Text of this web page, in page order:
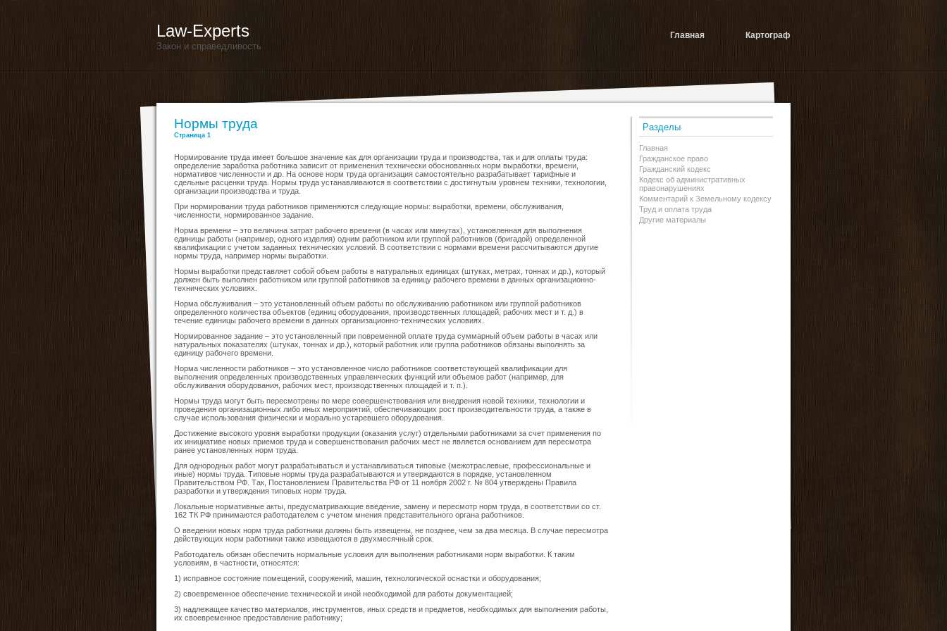
Law-Experts
Закон и справедливость
Главная Картограф
Нормы труда
Страница 1
Нормирование труда имеет большое значение как для организации труда и производства, так и для оплаты труда:
определение заработка работника зависит от применения технически обоснованных норм выработки, времени,
нормативов численности и др. На основе норм труда организация самостоятельно разрабатывает тарифные и
сдельные расценки труда. Нормы труда устанавливаются в соответствии с достигнутым уровнем техники, технологии,
организации производства и труда.
При нормировании труда работников применяются следующие нормы: выработки, времени, обслуживания,
численности, нормированное задание.
Норма времени – это величина затрат рабочего времени (в часах или минутах), установленная для выполнения
единицы работы (например, одного изделия) одним работником или группой работников (бригадой) определенной
квалификации с учетом заданных технических условий. В соответствии с нормами времени рассчитываются другие
нормы труда, например нормы выработки.
Нормы выработки представляет собой объем работы в натуральных единицах (штуках, метрах, тоннах и др.), который
должен быть выполнен работником или группой работников за единицу рабочего времени в данных организационно-
технических условиях.
Норма обслуживания – это установленный объем работы по обслуживанию работником или группой работников
определенного количества объектов (единиц оборудования, производственных площадей, рабочих мест и т. д.) в
течение единицы рабочего времени в данных организационно-технических условиях.
Нормированное задание – это установленный при повременной оплате труда суммарный объем работы в часах или
натуральных показателях (штуках, тоннах и др.), который работник или группа работников обязаны выполнять за
единицу рабочего времени.
Норма численности работников – это установленное число работников соответствующей квалификации для
выполнения определенных производственных управленческих функций или объемов работ (например, для
обслуживания оборудования, рабочих мест, производственных площадей и т. п.).
Нормы труда могут быть пересмотрены по мере совершенствования или внедрения новой техники, технологии и
проведения организационных либо иных мероприятий, обеспечивающих рост производительности труда, а также в
случае использования физически и морально устаревшего оборудования.
Достижение высокого уровня выработки продукции (оказания услуг) отдельными работниками за счет применения по
их инициативе новых приемов труда и совершенствования рабочих мест не является основанием для пересмотра
ранее установленных норм труда.
Для однородных работ могут разрабатываться и устанавливаться типовые (межотраслевые, профессиональные и
иные) нормы труда. Типовые нормы труда разрабатываются и утверждаются в порядке, установленном
Правительством РФ. Так, Постановлением Правительства РФ от 11 ноября 2002 г. № 804 утверждены Правила
разработки и утверждения типовых норм труда.
Локальные нормативные акты, предусматривающие введение, замену и пересмотр норм труда, в соответствии со ст.
162 ТК РФ принимаются работодателем с учетом мнения представительного органа работников.
О введении новых норм труда работники должны быть извещены, не позднее, чем за два месяца. В случае пересмотра
действующих норм работники также извещаются в двухмесячный срок.
Работодатель обязан обеспечить нормальные условия для выполнения работниками норм выработки. К таким
условиям, в частности, относятся:
1) исправное состояние помещений, сооружений, машин, технологической оснастки и оборудования;
2) своевременное обеспечение технической и иной необходимой для работы документацией;
3) надлежащее качество материалов, инструментов, иных средств и предметов, необходимых для выполнения работы,
их своевременное предоставление работнику;
Разделы
Главная
Гражданское право
Гражданский кодекс
Кодекс об административных
правонарушениях
Комментарий к Земельному кодексу
Труд и оплата труда
Другие материалы